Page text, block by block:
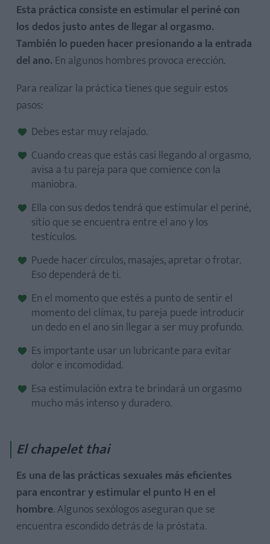
Esta práctica consiste en estimular el periné con
los dedos justo antes de llegar al orgasmo.
También lo pueden hacer presionando a la entrada
del ano. En algunos hombres provoca erección.
Para realizar la práctica tienes que seguir estos
pasos:
Debes estar muy relajado.
Cuando creas que estás casi llegando al orgasmo,
avisa a tu pareja para que comience con la
maniobra.
Ella con sus dedos tendrá que estimular el periné,
sitio que se encuentra entre el ano y los
testículos.
Puede hacer círculos, masajes, apretar o frotar.
Eso dependerá de ti.
En el momento que estés a punto de sentir el
momento del clímax, tu pareja puede introducir
un dedo en el ano sin llegar a ser muy profundo.
Es importante usar un lubricante para evitar
dolor e incomodidad.
Esa estimulación extra te brindará un orgasmo
mucho más intenso y duradero.
El chapelet thai
Es una de las prácticas sexuales más eficientes
para encontrar y estimular el punto H en el
hombre. Algunos sexólogos aseguran que se
encuentra escondido detrás de la próstata.